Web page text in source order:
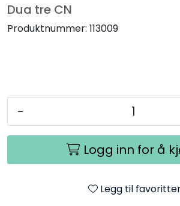
Dua tre CN
Produktnummer: 113009
-
Logg inn for å
Legg til